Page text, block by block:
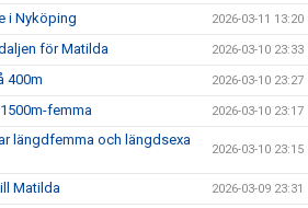
i Nyköping 2026-03-11 13:20
för Matilda 2026-03-10 23:33
400m 2026-03-10 23:27
femma 2026-03-10 23:17
längdfemma och längdsexa
2026-03-10 23:15
Matilda 2026-03-09 23:31